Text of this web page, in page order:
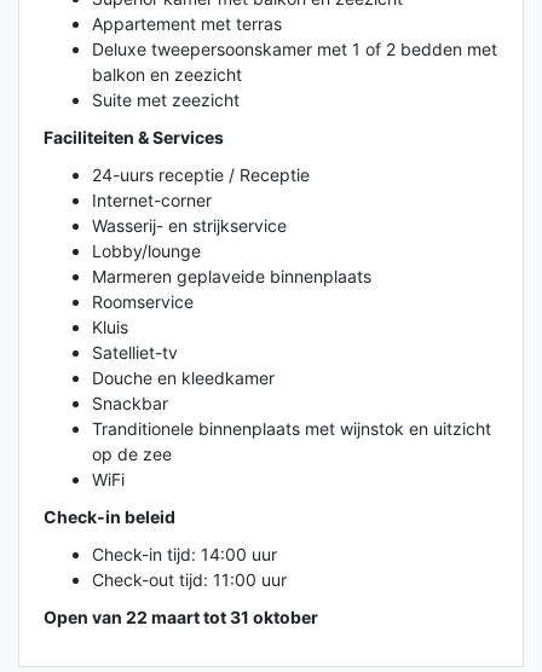
Appartement met terras
Deluxe tweepersoonskamer met 1 of 2 bedden met
balkon en zeezicht
Suite met zeezicht
Faciliteiten & Services
24-uurs receptie / Receptie
Internet-corner
Wasserij- en strijkservice
Lobby/lounge
Marmeren geplaveide binnenplaats
Roomservice
Kluis
Satelliet-tv
Douche en kleedkamer
Snackbar
Tranditionele binnenplaats met wijnstok en uitzicht
op de zee
WiFi
Check-in beleid
Check-in tijd: 14:00 uur
Check-out tijd: 11:00 uur
Open van 22 maart tot 31 oktober